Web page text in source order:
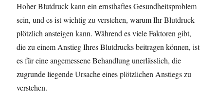
Hoher Blutdruck kann ein ernsthaftes Gesundheitsproblem
sein, und es ist wichtig zu verstehen, warum Ihr Blutdruck
plötzlich ansteigen kann. Während es viele Faktoren gibt,
die zu einem Anstieg Ihres Blutdrucks beitragen können, ist
es für eine angemessene Behandlung unerlässlich, die
zugrunde liegende Ursache eines plötzlichen Anstiegs zu
verstehen.